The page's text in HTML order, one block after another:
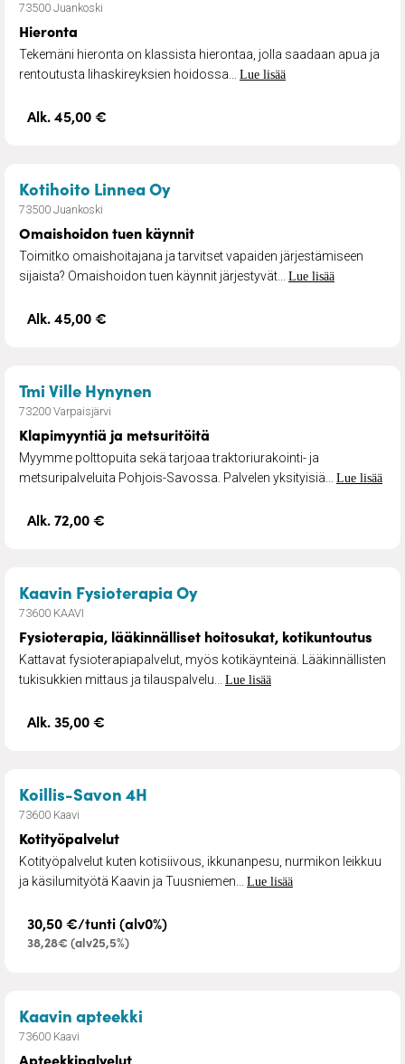
73500 Juankoski
Hieronta
Tekemäni hieronta on klassista hierontaa, jolla saadaan apua ja
rentoutusta lihaskireyksien hoidossa... Lue lisää
Alk. 45,00 €
Kotihoito Linnea Oy– Omaishoidon tuen käynnit
73500 Juankoski
Omaishoidon tuen käynnit
Toimitko omaishoitajana ja tarvitset vapaiden järjestämiseen
sijaista? Omaishoidon tuen käynnit järjestyvät... Lue lisää
Alk. 45,00 €
Tmi Ville Hynynen
73200 Varpaisjärvi
Klapimyyntiä ja metsuritöitä
Myymme polttopuita sekä tarjoaa traktoriurakointi- ja
metsuripalveluita Pohjois-Savossa. Palvelen yksityisiä... Lue lisää
Alk. 72,00 €
Kaavin Fysioterapia Oy– Fysioterapia,
73600 KAAVI
Fysioterapia, lääkinnälliset hoitosukat, kotikuntoutus
Kattavat fysioterapiapalvelut, myös kotikäynteinä. Lääkinnällisten
tukisukkien mittaus ja tilauspalvelu... Lue lisää
Alk. 35,00 €
Koillis-Savon 4H
73600 Kaavi
Kotityöpalvelut
Kotityöpalvelut kuten kotisiivous, ikkunanpesu, nurmikon leikkuu
ja käsilumityötä Kaavin ja Tuusniemen... Lue lisää
30,50 €/tunti (alv0%)
38,28€ (alv25,5%)
Kaavin apteekki
73600 Kaavi
Apteekkipalvelut